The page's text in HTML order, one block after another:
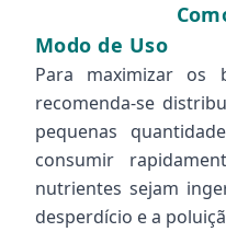
Modo de Uso
Para maximizar os
recomenda-se
pequenas
consumir
nutrientes sejam
desperdício e a